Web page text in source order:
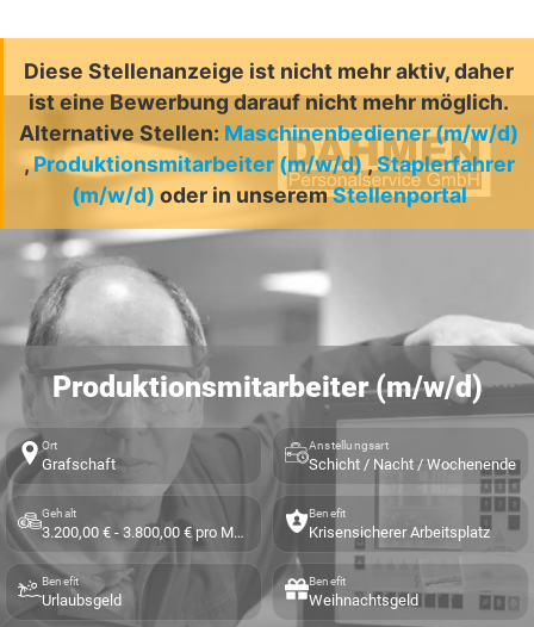
Diese Stellenanzeige ist nicht mehr aktiv, daher
ist eine Bewerbung darauf nicht mehr möglich.
Alternative Stellen: Maschinenbediener (m/w/d)
,Produktionsmitarbeiter (m/w/d) ,Staplerfahrer
(m/w/d) oder in unseremStellenportal
Produktionsmitarbeiter (m/w/d)
Ort
Grafschaft
Anstellungsart
Schicht / Nacht / Wochenende
Gehalt
3.200,00 € - 3.800,00 € pro Monat
Benefit
Krisensicherer Arbeitsplatz
Benefit
Urlaubsgeld
Benefit
Weihnachtsgeld